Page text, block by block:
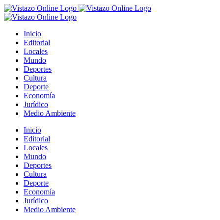
Saltar
al
Inicio
Editorial
Locales
Mundo
Deportes
Cultura
Deporte
Economía
Jurídico
Medio Ambiente
Inicio
Editorial
Locales
Mundo
Deportes
Cultura
Deporte
Economía
Jurídico
Medio Ambiente